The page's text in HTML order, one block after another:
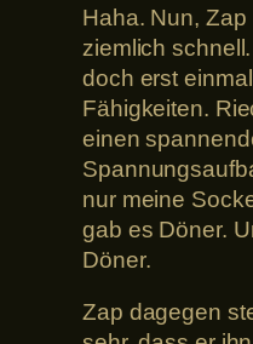
Haha. Nun, Zap
ziemlich
doch erst
Fähigkeiten.
einen
nur meine
gab es Döner.
Döner.
Zap dagegen